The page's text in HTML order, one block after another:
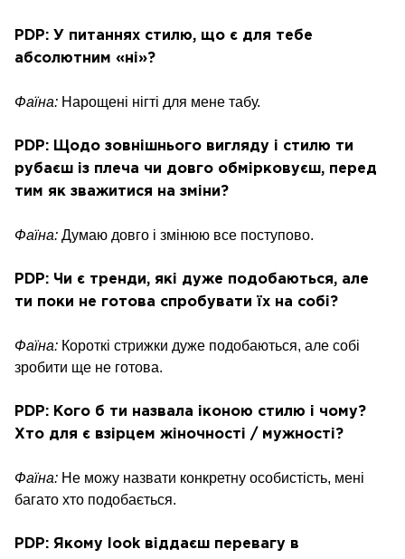
PDP: У питаннях стилю, що є для тебе
абсолютним «ні»?
Фаїна: Нарощені нігті для мене табу.
PDP: Щодо зовнішнього вигляду і стилю ти
рубаєш із плеча чи довго обмірковуєш, перед
тим як зважитися на зміни?
Фаїна: Думаю довго і змінюю все поступово.
PDP: Чи є тренди, які дуже подобаються, але
ти поки не готова спробувати їх на собі?
Фаїна: Короткі стрижки дуже подобаються, але собі
зробити ще не готова.
PDP: Кого б ти назвала іконою стилю і чому?
Хто для є взірцем жіночності / мужності?
Фаїна: Не можу назвати конкретну особистість, мені
багато хто подобається.
PDP: Якому look віддаєш перевагу в